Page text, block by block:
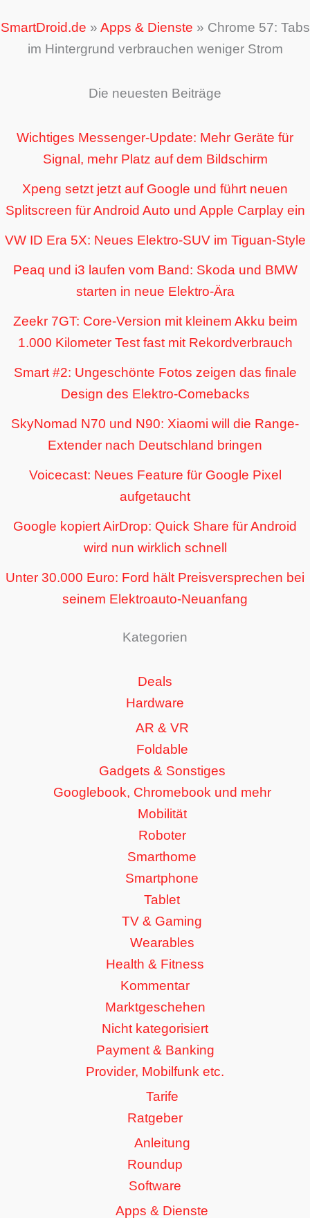
SmartDroid.de » Apps & Dienste » Chrome 57: Tabs
im Hintergrund verbrauchen weniger Strom
Die neuesten Beiträge
Wichtiges Messenger-Update: Mehr Geräte für
Signal, mehr Platz auf dem Bildschirm
Xpeng setzt jetzt auf Google und führt neuen
Splitscreen für Android Auto und Apple Carplay ein
VW ID Era 5X: Neues Elektro-SUV im Tiguan-Style
Peaq und i3 laufen vom Band: Skoda und BMW
starten in neue Elektro-Ära
Zeekr 7GT: Core-Version mit kleinem Akku beim
1.000 Kilometer Test fast mit Rekordverbrauch
Smart #2: Ungeschönte Fotos zeigen das finale
Design des Elektro-Comebacks
SkyNomad N70 und N90: Xiaomi will die Range-
Extender nach Deutschland bringen
Voicecast: Neues Feature für Google Pixel
aufgetaucht
Google kopiert AirDrop: Quick Share für Android
wird nun wirklich schnell
Unter 30.000 Euro: Ford hält Preisversprechen bei
seinem Elektroauto-Neuanfang
Kategorien
Deals
Hardware
AR & VR
Foldable
Gadgets & Sonstiges
Googlebook, Chromebook und mehr
Mobilität
Roboter
Smarthome
Smartphone
Tablet
TV & Gaming
Wearables
Health & Fitness
Kommentar
Marktgeschehen
Nicht kategorisiert
Payment & Banking
Provider, Mobilfunk etc.
Tarife
Ratgeber
Anleitung
Roundup
Software
Apps & Dienste